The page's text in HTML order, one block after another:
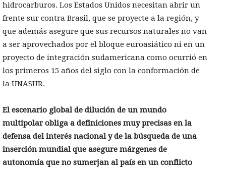
hidrocarburos. Los Estados Unidos necesitan abrir un
frente sur contra Brasil, que se proyecte a la región, y
que además asegure que sus recursos naturales no van
a ser aprovechados por el bloque euroasiático ni en un
proyecto de integración sudamericana como ocurrió en
los primeros 15 años del siglo con la conformación de
la UNASUR.
El escenario global de dilución de un mundo
multipolar obliga a definiciones muy precisas en la
defensa del interés nacional y de la búsqueda de una
inserción mundial que asegure márgenes de
autonomía que no sumerjan al país en un conflicto